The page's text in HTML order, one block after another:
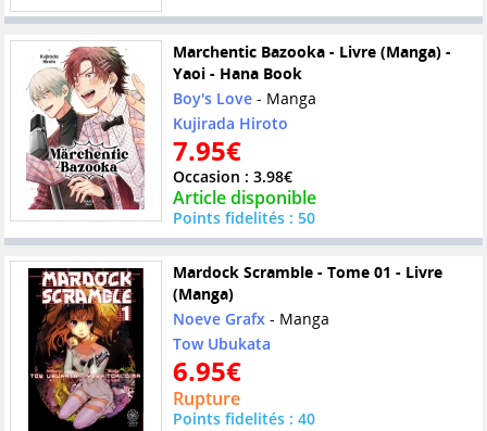
Marchentic Bazooka - Livre (Manga) -
Yaoi - Hana Book
Boy's Love- Manga
Kujirada Hiroto
7.95€
Occasion : 3.98€
Article disponible
Points fidelités : 50
Mardock Scramble - Tome 01 - Livre
(Manga)
Noeve Grafx- Manga
Tow Ubukata
6.95€
Rupture
Points fidelités : 40